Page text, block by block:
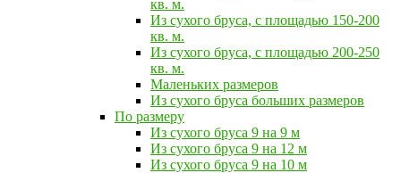
кв. м.
Из сухого бруса, с площадью 150-200
кв. м.
Из сухого бруса, с площадью 200-250
кв. м.
Маленьких размеров
Из сухого бруса больших размеров
По размеру
Из сухого бруса 9 на 9 м
Из сухого бруса 9 на 12 м
Из сухого бруса 9 на 10 м